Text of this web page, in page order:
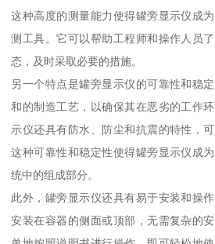
这种高度的测量能力使得罐旁显示仪成
测工具。它可以帮助工程师和操作人员
态，及时采取必要的措施。
另一个特点是罐旁显示仪的可靠性和稳
和的制造工艺，以确保其在恶劣的工作
示仪还具有防水、防尘和抗震的特性，
这种可靠性和稳定性使得罐旁显示仪成
统中的组成部分。
此外，罐旁显示仪还具有易于安装和操
安装在容器的侧面或顶部，无需复杂的